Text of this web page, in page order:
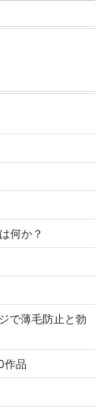
何か？
で薄毛防止と勃
作品